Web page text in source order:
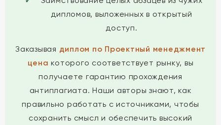
дипломов, выложенных в открытый
доступ.
Заказывая диплом по Проектный менеджмент
цена которого соответствует рынку, вы
получаете гарантию прохождения
антиплагиата. Наши авторы знают, как
правильно работать с источниками, чтобы
сохранить смысл и обеспечить высокий